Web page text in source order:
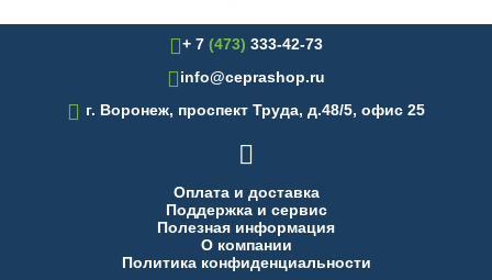
+ 7 (473) 333-42-73
info@ceprashop.ru
 г. Воронеж, проспект Труда, д.48/5, офис 25

Оплата и доставка
Поддержка и сервис
Полезная информация
О компании
Политика конфиденциальности